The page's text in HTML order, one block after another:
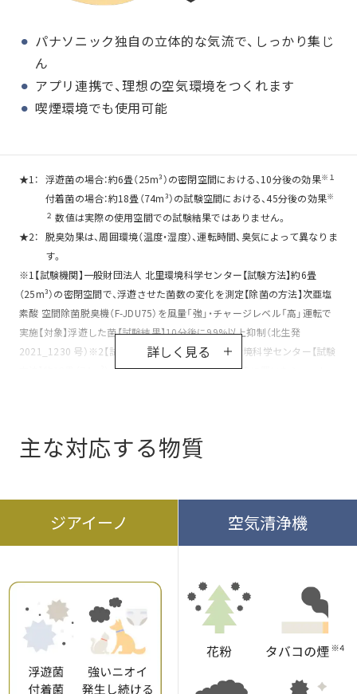
パナソニック独自の立体的な気流で、しっかり集じ
ん
アプリ連携で、理想の空気環境をつくれます
喫煙環境でも使用可能
★1： 浮遊菌の場合：約6畳（25m³）の密閉空間における、10分後の効果※１
付着菌の場合：約18畳（74m³）の試験空間における、45分後の効果※
２ 数値は実際の使用空間での試験結果ではありません。
★2： 脱臭効果は、周囲環境（温度・湿度）、運転時間、臭気によって異なりま
す。
※1【試験機関】一般財団法人 北里環境科学センター【試験方法】約6畳
（25m³）の密閉空間で、浮遊させた菌数の変化を測定【除菌の方法】次亜塩
素酸 空間除菌脱臭機（F-JDU75）を風量「強」・チャージレベル「高」運転で
実施【対象】浮遊した菌【試験結果】10分後に99%以上抑制（北生発
2021_1230 号）※2【試験機関】一般財団法人 北里環境科学センター【試験
方法】約18畳（74m³）の試験空間で、室内中央と室内奥に置いたシャーレ
詳しく見る
主な対応する物質
ジアイーノ 空気清浄機